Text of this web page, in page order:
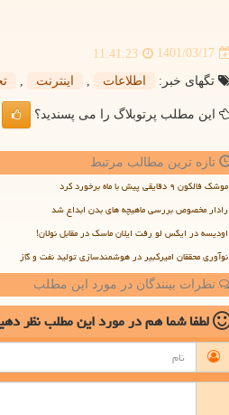
1401/03/17
11:41:23
تگهای خبر: اطلاعات , اینترنت ,
این مطلب پرتوبلاگ را می پسندید؟
تازه ترین مطالب مرتبط
موشک فالکون ۹ دقایقی پیش با ماه برخورد کرد
رادار مخصوص بررسی ماهیچه های بدن ابداع شد
اودیسه در ایکس لو رفت ایلان ماسک در مقابل نولان!
نوآوری محققان امیرکبیر در هوشمندسازی تولید نفت و گاز
نظرات بینندگان در مورد این مطلب
لطفا شما همدر مورد این مطلبنظر